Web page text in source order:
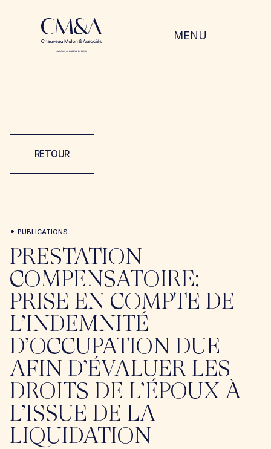
MENU
RETOUR
• PUBLICATIONS
PRESTATION
COMPENSATOIRE:
PRISE EN COMPTE DE
L’INDEMNITÉ
D’OCCUPATION DUE
AFIN D’ÉVALUER LES
DROITS DE L’ÉPOUX À
L’ISSUE DE LA
LIQUIDATION